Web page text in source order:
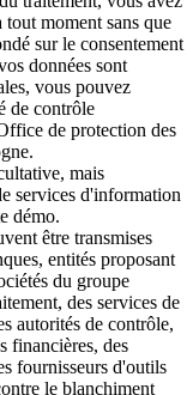
moment sans que
sur le consentement
données sont
vous pouvez
de contrôle
de protection des
mais
services d'information
démo.
être transmises
entités proposant
du groupe
des services de
autorités de contrôle,
financières, des
fournisseurs d'outils
le blanchiment